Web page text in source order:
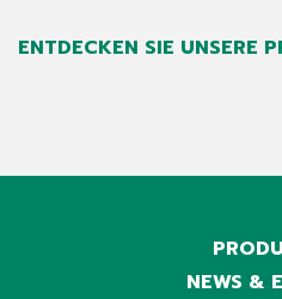
ENTDECKEN SIE UNSERE
NEWS &